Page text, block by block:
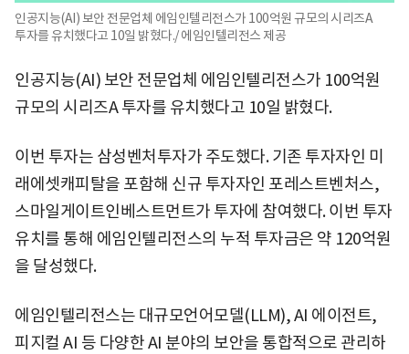
인공지능(AI) 보안 전문업체 에임인텔리전스가 100억원 규모의 시리즈A
투자를 유치했다고 10일 밝혔다./ 에임인텔리전스 제공
인공지능(AI) 보안 전문업체 에임인텔리전스가 100억원
규모의 시리즈A 투자를 유치했다고 10일 밝혔다.
이번 투자는 삼성벤처투자가 주도했다. 기존 투자자인 미
래에셋캐피탈을 포함해 신규 투자자인 포레스트벤처스,
스마일게이트인베스트먼트가 투자에 참여했다. 이번 투자
유치를 통해 에임인텔리전스의 누적 투자금은 약 120억원
을 달성했다.
에임인텔리전스는 대규모언어모델(LLM), AI 에이전트,
피지컬 AI 등 다양한 AI 분야의 보안을 통합적으로 관리하